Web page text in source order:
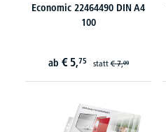
Economic 22464490 DIN A4
100
ab € 5,75 statt€ 7,09